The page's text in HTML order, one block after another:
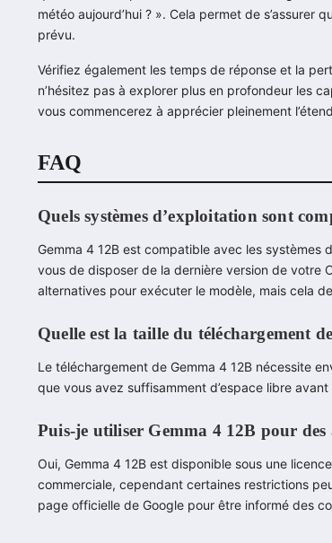
météo aujourd’hui ? ». Cela permet de s’assurer
prévu.
Vérifiez également les temps de réponse et la
n’hésitez pas à explorer plus en profondeur les
vous commencerez à apprécier pleinement
FAQ
Quels systèmes d’exploitation sont
Gemma 4 12B est compatible avec les systèmes
vous de disposer de la dernière version de votre
alternatives pour exécuter le modèle, mais cela
Quelle est la taille du téléchargement
Le téléchargement de Gemma 4 12B nécessite
que vous avez suffisamment d’espace libre
Puis-je utiliser Gemma 4 12B pour
Oui, Gemma 4 12B est disponible sous une
commerciale, cependant certaines restrictions
page officielle de Google pour être informé des